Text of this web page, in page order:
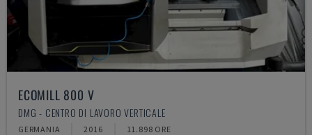
ECOMILL 800 V
DMG - CENTRO DI LAVORO VERTICALE
GERMANIA 2016 11.898 ORE